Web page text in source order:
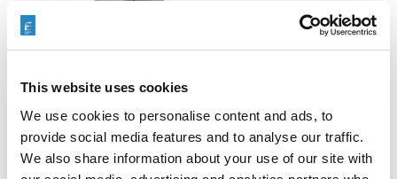
This website uses cookies
We use cookies to personalise content and ads, to
provide social media features and to analyse our traffic.
We also share information about your use of our site with
ENTGRATEN VON HYDRAULIKVERTEILERBLÖCKEN:
ZUVERLÄSSIGKEIT VON SCHWERMASCHINEN
WIE EXTRUDE HONE DIE LEISTUNGSGRENZEN IN DER
FORMEL 1 NEU DEFINIERT